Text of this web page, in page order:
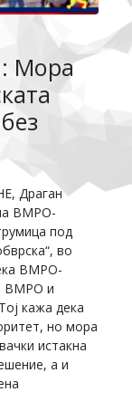
Мора
Драган
ВМРО-
под
во
ВМРО-
ВМРО и
кажа дека
но мора
истакна
а и